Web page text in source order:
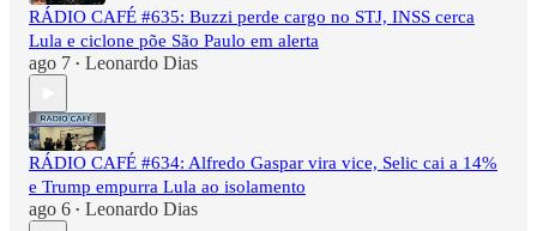
RÁDIO CAFÉ #635: Buzzi perde cargo no STJ, INSS cerca
Lula e ciclone põe São Paulo em alerta
ago 7 • Leonardo Dias
RÁDIO CAFÉ #634: Alfredo Gaspar vira vice, Selic cai a 14%
e Trump empurra Lula ao isolamento
ago 6 • Leonardo Dias